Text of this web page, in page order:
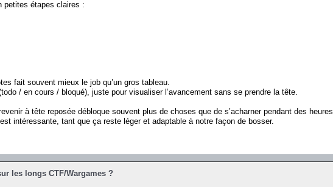
petites étapes claires :
fait souvent mieux le job qu’un gros tableau.
/ en cours / bloqué), juste pour visualiser l’avancement sans se prendre la tête.
à tête reposée débloque souvent plus de choses que de s’acharner pendant des heures.
est intéressante, tant que ça reste léger et adaptable à notre façon de bosser.
les longs CTF/Wargames ?